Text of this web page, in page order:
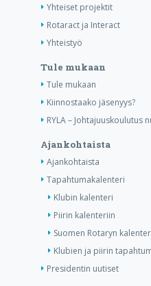
Yhteiset projektit
Rotaract ja Interact
Yhteistyö
Tule mukaan
Tule mukaan
Kiinnostaako jäsenyys?
RYLA – Johtajuuskoulutus
Ajankohtaista
Ajankohtaista
Tapahtumakalenteri
Klubin kalenteri
Piirin kalenteriin
Suomen Rotaryn
Klubien ja piirin
Presidentin uutiset